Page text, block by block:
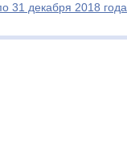
31 декабря 2018 года